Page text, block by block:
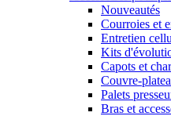
Nouveautés
Courroies et
Entretien
Kits
Capots et
Couvre-
Palets
Bras et